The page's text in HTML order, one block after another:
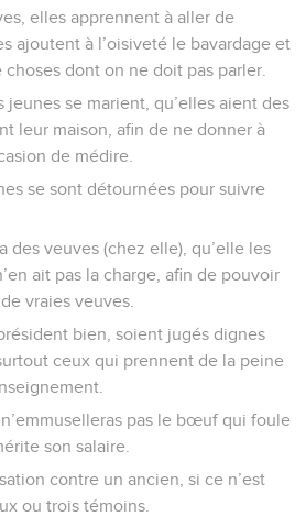
elles apprennent à aller de
ajoutent à l’oisiveté le bavardage et
dont on ne doit pas parler.
se marient, qu’elles aient des
leur maison, afin de ne donner à
de médire.
se sont détournées pour suivre
des veuves (chez elle), qu’elle les
ait pas la charge, afin de pouvoir
vraies veuves.
bien, soient jugés dignes
ceux qui prennent de la peine
n’emmuselleras pas le bœuf qui foule
son salaire.
contre un ancien, si ce n’est
ou trois témoins.